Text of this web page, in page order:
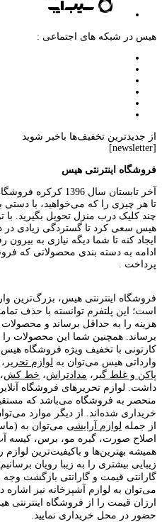
هیس در شبکه های اجتماعی :
از جدیدترین تخفیف‌ها باخبر شوید
[newsletter]
فروشگاه اینترنتی هیس
آخر تابستان سال
تا هر چیزی را که می‌خواهید، با دستی
چند کلیک درب منزل تحویل بگیرید.
هیس سعی کرد تا گستردگی زیادی در
ایجاد کنه تا شما دیگه نیازی به
ادامه به دسته بندی محصولاتی که
پرداخت .
فروشگاه اینترنتی هیس، بزرگ‌ترین
است؛ این پلتفرم توانسته با حذف
هزینه را به حداقل برساند و
برساند. همچنین شما این محصولات
کارتونی با تخفیف ویژه فروشگاه
وارداتی هیس می‌توان به لوازم تحریر ،
پاکن و غلط گیر ، مدادتراش، خط کش،
داشت. لوازم تحریر‌های فروشگاه
منحصر به فروشگاه می‌باشد که
خریداری شده‌اند. از دیگر موارد
از جمله لوازم آرایشی می‌توان به
اصلاح صورت، گیره مو، برس، کیسه
همیشه بهترین‌ها و باکیفیت‌ترین لوازم
زیبایی بیشتری را به زیبا رویان
گارانتی قیمت و گارانتی بازگشت
می‌توان به لوازم آشپزخانه نیز اشاره
ارزان قیمت را از فروشگاه اینترنتی
حضور در محل خریداری نمایید.